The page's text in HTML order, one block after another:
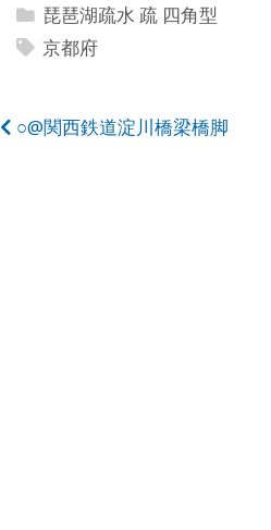
琵琶湖疏水 疏 四角型
京都府
投○@関西鉄道淀川橋梁橋脚